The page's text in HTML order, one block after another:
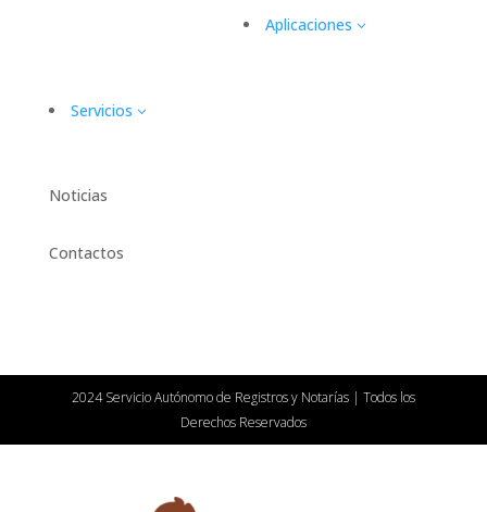
Aplicaciones 3
Servicios 3
Noticias
Contactos
2024 Servicio Autónomo de Registros y Notarías | Todos los
Derechos Reservados